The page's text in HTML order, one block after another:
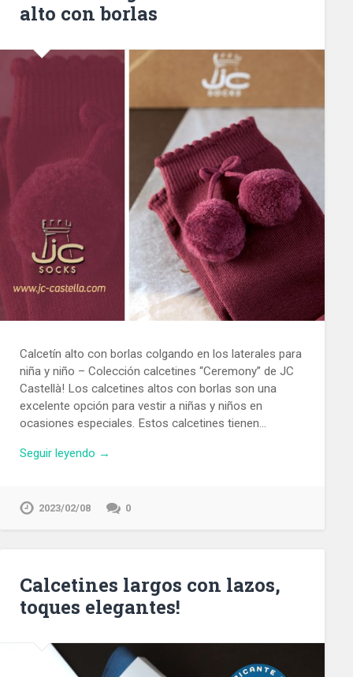
alto con borlas
Calcetín alto con borlas colgando en los laterales para
niña y niño – Colección calcetines “Ceremony” de JC
Castellà! Los calcetines altos con borlas son una
excelente opción para vestir a niñas y niños en
ocasiones especiales. Estos calcetines tienen…
Seguir leyendo →
2023/02/08 0
Calcetines largos con lazos,
toques elegantes!